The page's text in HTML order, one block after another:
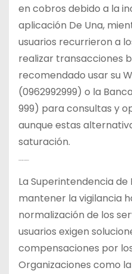
en cobros debido a la
aplicación De Una,
usuarios recurrieron a
realizar transacciones
recomendado usar su
(0962992999) o la
999) para consultas y
aunque estas
saturación.
La Superintendencia
mantener la vigilancia
normalización de los
usuarios exigen
compensaciones por
Organizaciones como